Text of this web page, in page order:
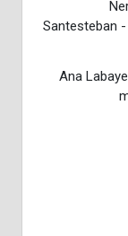
Santesteban -
Ana